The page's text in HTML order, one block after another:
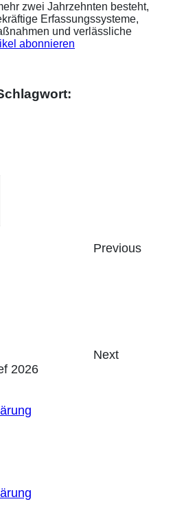
zwei Jahrzehnten besteht,
Erfassungssysteme,
und verlässliche
abonnieren
Previous
Next
2026